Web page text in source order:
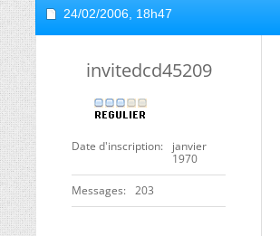
24/02/2006, 18h47
invitedcd45209
Date d'inscription
janvier
1970
Messages 203